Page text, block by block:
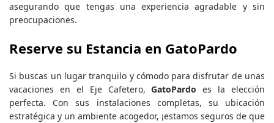
asegurando que tengas una experiencia agradable y sin
preocupaciones.
Reserve su Estancia en GatoPardo
Si buscas un lugar tranquilo y cómodo para disfrutar de unas
vacaciones en el Eje Cafetero,GatoPardo es la elección
perfecta. Con sus instalaciones completas, su ubicación
estratégica y un ambiente acogedor, ¡estamos seguros de que